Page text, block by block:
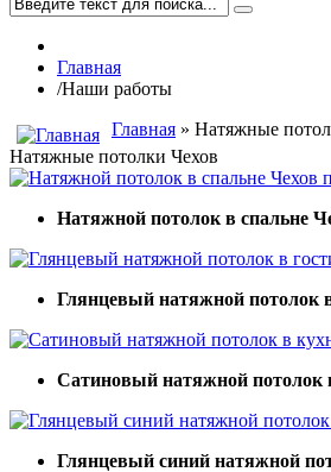
Главная
/Наши работы
Главная » Натяжные
Натяжные потолки Чехов
Натяжной потолок в спальне
Глянцевый натяжной потолок
Сатиновый натяжной потолок
Глянцевый синий натяжной